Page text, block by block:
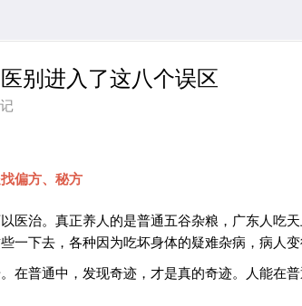
别进入了这八个误区
偏方、秘方
医治。真正养人的是普通五谷杂粮，广东人
一下去，各种因为吃坏身体的疑难杂病，病人
在普通中，发现奇迹，才是真的奇迹。人能在